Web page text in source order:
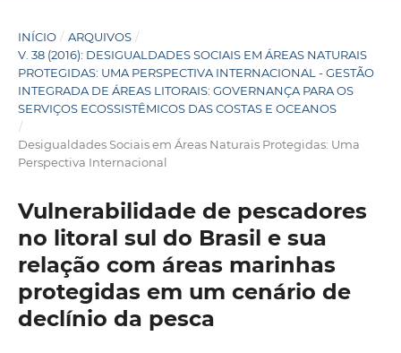
INÍCIO / ARQUIVOS /
V. 38 (2016): DESIGUALDADES SOCIAIS EM ÁREAS NATURAIS
PROTEGIDAS: UMA PERSPECTIVA INTERNACIONAL - GESTÃO
INTEGRADA DE ÁREAS LITORAIS: GOVERNANÇA PARA OS
SERVIÇOS ECOSSISTÊMICOS DAS COSTAS E OCEANOS
/
Desigualdades Sociais em Áreas Naturais Protegidas: Uma
Perspectiva Internacional
Vulnerabilidade de pescadores
no litoral sul do Brasil e sua
relação com áreas marinhas
protegidas em um cenário de
declínio da pesca